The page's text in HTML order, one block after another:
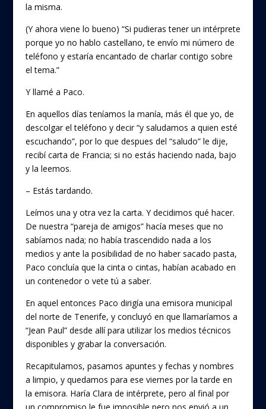
la misma.
(Y ahora viene lo bueno) “Si pudieras tener un intérprete
porque yo no hablo castellano, te envío mi número de
teléfono y estaría encantado de charlar contigo sobre
el tema.”
Y llamé a Paco.
En aquellos días teníamos la manía, más él que yo, de
descolgar el teléfono y decir “y saludamos a quien esté
escuchando”, por lo que despues del “saludo” le dije,
recibí carta de Francia; si no estás haciendo nada, bajo
y la leemos.
– Estás tardando.
Leímos una y otra vez la carta. Y decidimos qué hacer.
De nuestra “pareja de amigos” hacía meses que no
sabíamos nada; no había trascendido nada a los
medios y ante la posibilidad de no haber sacado pasta,
Paco concluía que la cinta o cintas, habían acabado en
un contenedor o vete tú a saber.
En aquel entonces Paco dirigía una emisora municipal
del norte de Tenerife, y concluyó en que llamaríamos a
“Jean Paul” desde allí para utilizar los medios técnicos
disponibles y grabar la conversación.
Recapitulamos, pasamos apuntes y fechas y nombres
a limpio, y quedamos para ese viernes por la tarde en
la emisora. Haría Clara de intérprete, pero al final por